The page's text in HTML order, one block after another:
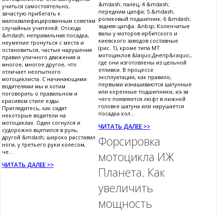
учиться самостоятельно,
зачастую прибегать к
малоквалифицированным советам
случайных учителей. Отсюда
&mdash; неправильная посадка,
неумение тронуться с места и
остановиться, частые нарушения
правил уличного движения и
многое, многое другое, что
отличает неопытного
мотоциклиста. С начинающими
водителями мы и хотим
поговорить о правильном и
красивом стиле езды.
Приглядитесь, как сидят
некоторые водители на
мотоциклах. Один согнулся и
судорожно вцепился в руль,
другой &mdash; широко расставил
ноги, у третьего руки колесом,
че...
ЧИТАТЬ ДАЛЕЕ >>
&mdash; палец; 4 &mdash;
передним цапфа; 5 &mdash;
роликовый подшипник; 6 &mdash;
задняя цапфа. &nbsp; Коленчатые
валы у моторов ирбитского и
киевского заводов составные
(рис. 1), кроме типа МТ
мотоциклов &laquo;Днепр&raquo;,
где они изготовлены из цельной
отливки. В процессе
эксплуатации, как правило,
первыми изнашиваются шатунные
или коренные подшипники, из-за
чего появляется люфт в нижней
головке шатуна или нарушается
посадка кол...
ЧИТАТЬ ДАЛЕЕ >>
Форсировка
мотоцикла ИЖ
Планета. Как
увеличить
мощность